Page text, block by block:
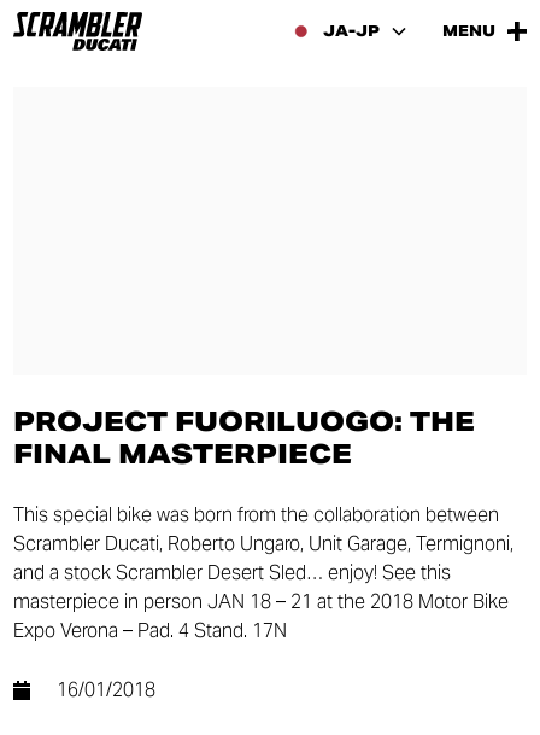
JA-JP MENU
PROJECT FUORILUOGO: THE
FINAL MASTERPIECE
This special bike was born from the collaboration between
Scrambler Ducati, Roberto Ungaro, Unit Garage, Termignoni,
and a stock Scrambler Desert Sled… enjoy! See this
masterpiece in person JAN 18 – 21 at the 2018 Motor Bike
Expo Verona – Pad. 4 Stand. 17N
16/01/2018